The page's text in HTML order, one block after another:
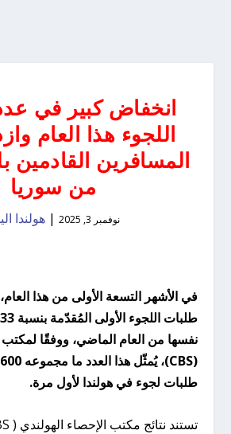
انخفاض كبير في
اللجوء هذا العام
المسافرين القادمين
من سوريا
نوفمبر 3, 2025 | هولندا
في الأشهر التسعة الأولى من هذا
نفسها من العام الماضي، ووفقًا لمكتب
طلبات لجوء في هولندا لأول مرة.